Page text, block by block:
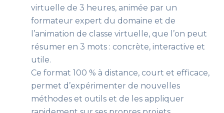
virtuelle de 3 heures, animée par un
formateur expert du domaine et de
l’animation de classe virtuelle, que l’on peut
résumer en 3 mots : concrète, interactive et
utile.
Ce format 100 % à distance, court et efficace,
permet d’expérimenter de nouvelles
méthodes et outils et de les appliquer